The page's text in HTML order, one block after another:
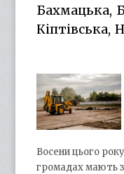
Бахмацька,
Кіптівська,
Восени цього
громадах мають